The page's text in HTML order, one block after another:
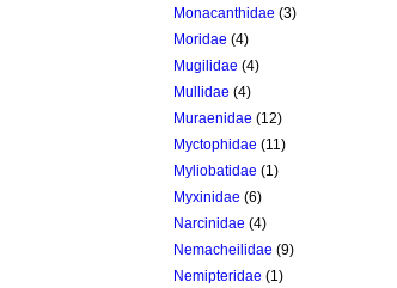
Monacanthidae (3)
Moridae (4)
Mugilidae (4)
Mullidae (4)
Muraenidae (12)
Myctophidae (11)
Myliobatidae (1)
Myxinidae (6)
Narcinidae (4)
Nemacheilidae (9)
Nemipteridae (1)